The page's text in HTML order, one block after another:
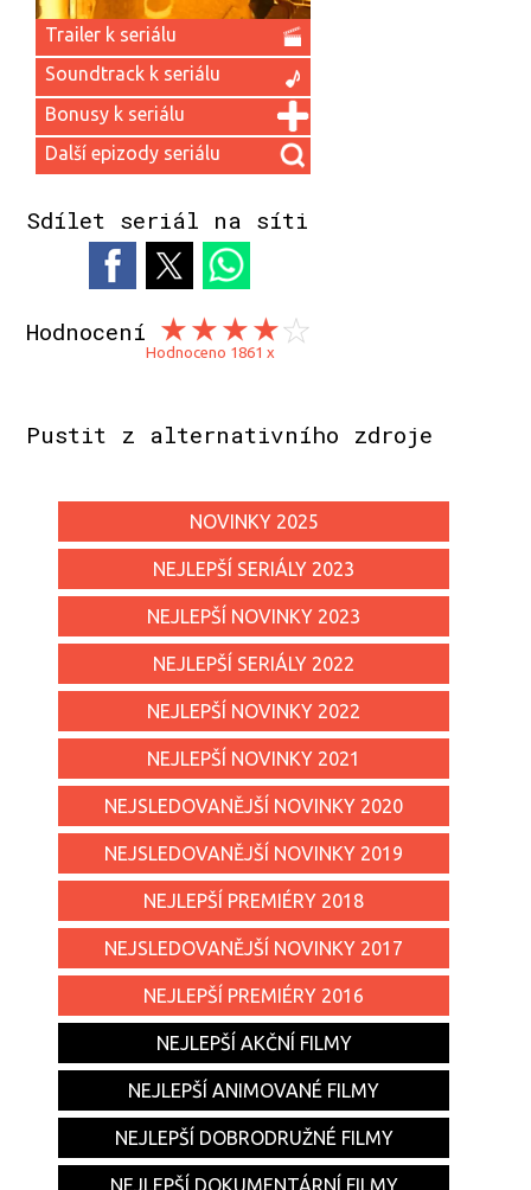
Trailer k seriálu
Soundtrack k seriálu
Bonusy k seriálu
Další epizody seriálu
Sdílet seriál na síti
Hodnocení
Hodnoceno 1861 x
Pustit z alternativního zdroje
NOVINKY 2025
NEJLEPŠÍ SERIÁLY 2023
NEJLEPŠÍ NOVINKY 2023
NEJLEPŠÍ SERIÁLY 2022
NEJLEPŠÍ NOVINKY 2022
NEJLEPŠÍ NOVINKY 2021
NEJSLEDOVANĚJŠÍ NOVINKY 2020
NEJSLEDOVANĚJŠÍ NOVINKY 2019
NEJLEPŠÍ PREMIÉRY 2018
NEJSLEDOVANĚJŠÍ NOVINKY 2017
NEJLEPŠÍ PREMIÉRY 2016
NEJLEPŠÍ AKČNÍ FILMY
NEJLEPŠÍ ANIMOVANÉ FILMY
NEJLEPŠÍ DOBRODRUŽNÉ FILMY
NEJLEPŠÍ DOKUMENTÁRNÍ FILMY